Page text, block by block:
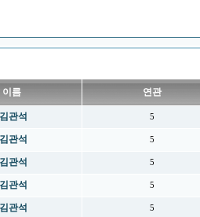
이름 연관
김관석 5
김관석 5
김관석 5
김관석 5
김관석 5